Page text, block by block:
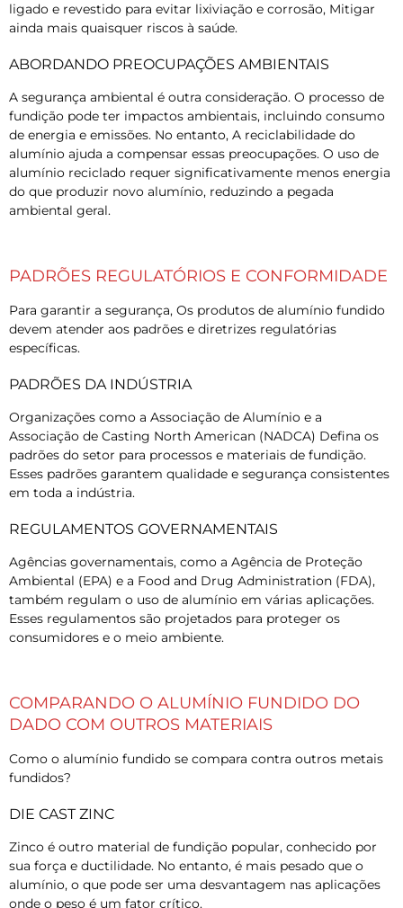
ligado e revestido para evitar lixiviação e corrosão, Mitigar
ainda mais quaisquer riscos à saúde.
ABORDANDO PREOCUPAÇÕES AMBIENTAIS
A segurança ambiental é outra consideração. O processo de
fundição pode ter impactos ambientais, incluindo consumo
de energia e emissões. No entanto, A reciclabilidade do
alumínio ajuda a compensar essas preocupações. O uso de
alumínio reciclado requer significativamente menos energia
do que produzir novo alumínio, reduzindo a pegada
ambiental geral.
PADRÕES REGULATÓRIOS E CONFORMIDADE
Para garantir a segurança, Os produtos de alumínio fundido
devem atender aos padrões e diretrizes regulatórias
específicas.
PADRÕES DA INDÚSTRIA
Organizações como a Associação de Alumínio e a
Associação de Casting North American (NADCA) Defina os
padrões do setor para processos e materiais de fundição.
Esses padrões garantem qualidade e segurança consistentes
em toda a indústria.
REGULAMENTOS GOVERNAMENTAIS
Agências governamentais, como a Agência de Proteção
Ambiental (EPA) e a Food and Drug Administration (FDA),
também regulam o uso de alumínio em várias aplicações.
Esses regulamentos são projetados para proteger os
consumidores e o meio ambiente.
COMPARANDO O ALUMÍNIO FUNDIDO DO
DADO COM OUTROS MATERIAIS
Como o alumínio fundido se compara contra outros metais
fundidos?
DIE CAST ZINC
Zinco é outro material de fundição popular, conhecido por
sua força e ductilidade. No entanto, é mais pesado que o
alumínio, o que pode ser uma desvantagem nas aplicações
onde o peso é um fator crítico.